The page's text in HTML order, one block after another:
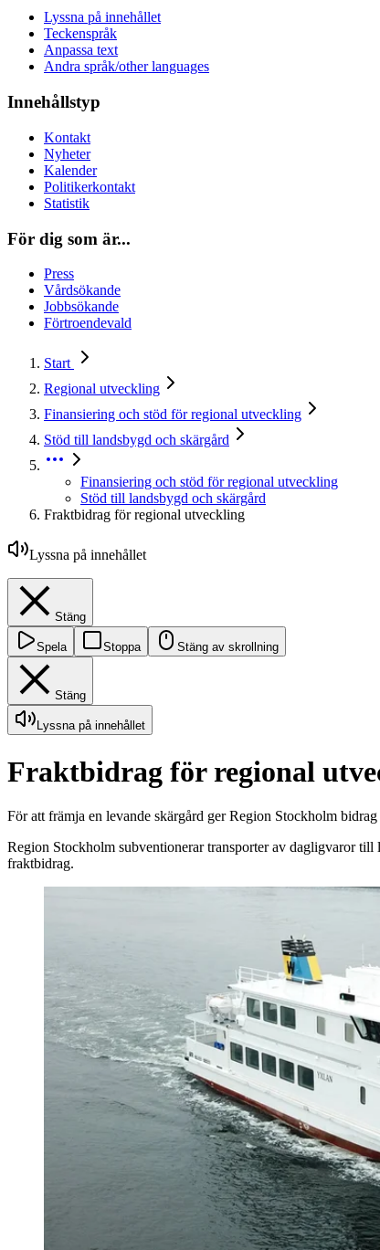
Lyssna på innehållet
Teckenspråk
Anpassa text
Andra språk/other languages
Innehållstyp
Kontakt
Nyheter
Kalender
Politikerkontakt
Statistik
För dig som är...
Press
Vårdsökande
Jobbsökande
Förtroendevald
Start
Regional utveckling
Finansiering och stöd för regional utveckling
Stöd till landsbygd och skärgård
Finansiering och stöd för regional utveckling
Stöd till landsbygd och skärgård
Fraktbidrag för regional utveckling
Lyssna på innehållet
Stäng
Spela Stoppa Stäng av skrollning
Stäng
Lyssna på innehållet
Fraktbidrag för regional
För att främja en levande skärgård ger Region Stockholm
Region Stockholm subventionerar transporter av dagligvaror
fraktbidrag.